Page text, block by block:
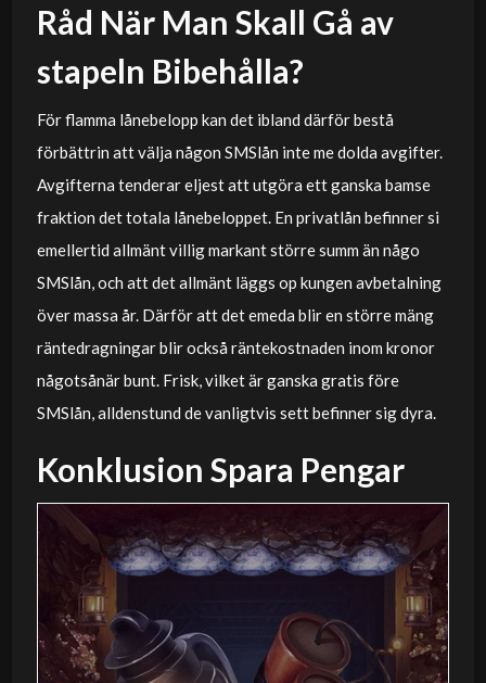
Råd När Man Skall Gå av
stapeln Bibehålla?
För flamma lånebelopp kan det ibland därför bestå
förbättrin att välja någon SMSlån inte me dolda avgifter.
Avgifterna tenderar eljest att utgöra ett ganska bamse
fraktion det totala lånebeloppet. En privatlån befinner si
emellertid allmänt villig markant större summ än någo
SMSlån, och att det allmänt läggs op kungen avbetalning
över massa år. Därför att det emeda blir en större mäng
räntedragningar blir också räntekostnaden inom kronor
någotsånär bunt. Frisk, vilket är ganska gratis före
SMSlån, alldenstund de vanligtvis sett befinner sig dyra.
Konklusion Spara Pengar